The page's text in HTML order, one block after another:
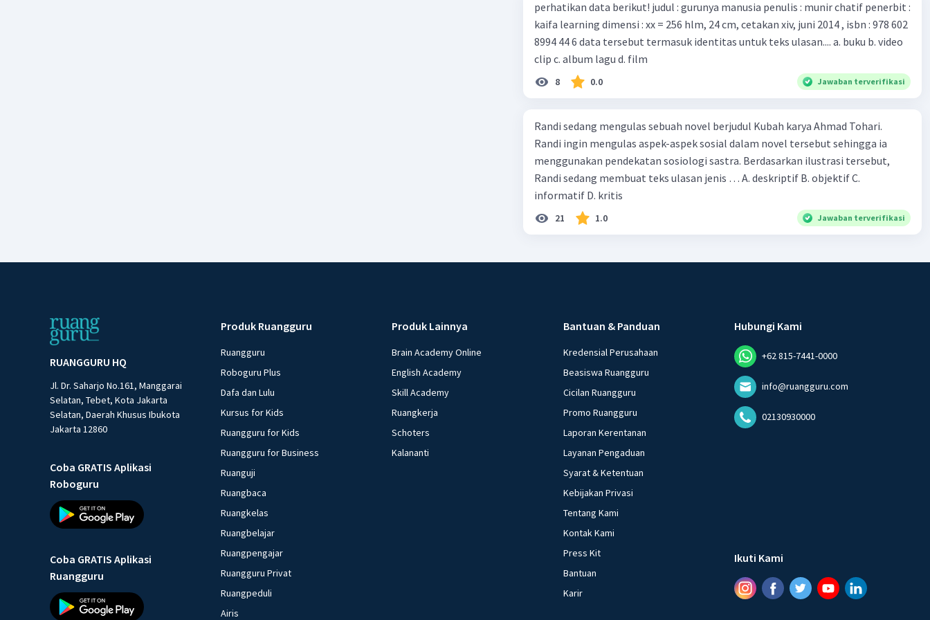
perhatikan data berikut! judul : gurunya manusia penulis : munir chatif penerbit :
kaifa learning dimensi : xx = 256 hlm, 24 cm, cetakan xiv, juni 2014 , isbn : 978 602
8994 44 6 data tersebut termasuk identitas untuk teks ulasan.... a. buku b. video
clip c. album lagu d. film
8 0.0 Jawaban terverifikasi
Randi sedang mengulas sebuah novel berjudul Kubah karya Ahmad Tohari.
Randi ingin mengulas aspek-aspek sosial dalam novel tersebut sehingga ia
menggunakan pendekatan sosiologi sastra. Berdasarkan ilustrasi tersebut,
Randi sedang membuat teks ulasan jenis … A. deskriptif B. objektif C.
informatif D. kritis
21 1.0 Jawaban terverifikasi
RUANGGURU HQ
Jl. Dr. Saharjo No.161, Manggarai
Selatan, Tebet, Kota Jakarta
Selatan, Daerah Khusus Ibukota
Jakarta 12860
Coba GRATIS Aplikasi
Roboguru
Coba GRATIS Aplikasi
Ruangguru
Produk Ruangguru
Ruangguru
Roboguru Plus
Dafa dan Lulu
Kursus for Kids
Ruangguru for Kids
Ruangguru for Business
Ruanguji
Ruangbaca
Ruangkelas
Ruangbelajar
Ruangpengajar
Ruangguru Privat
Ruangpeduli
Airis
Produk Lainnya
Brain Academy Online
English Academy
Skill Academy
Ruangkerja
Schoters
Kalananti
Bantuan & Panduan
Kredensial Perusahaan
Beasiswa Ruangguru
Cicilan Ruangguru
Promo Ruangguru
Laporan Kerentanan
Layanan Pengaduan
Syarat & Ketentuan
Kebijakan Privasi
Tentang Kami
Kontak Kami
Press Kit
Bantuan
Karir
Hubungi Kami
+62 815-7441-0000
info@ruangguru.com
02130930000
Ikuti Kami